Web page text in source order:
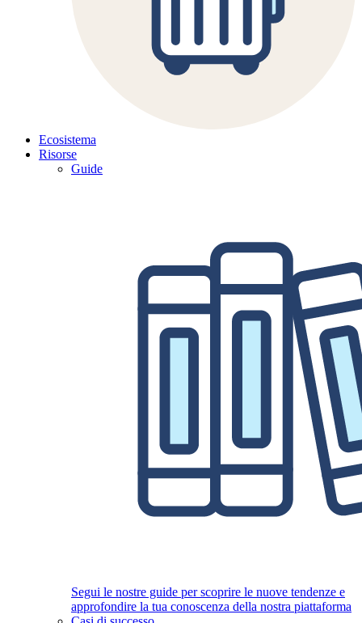
Ecosistema
Risorse
Guide
Segui le nostre guide per scoprire le nuove tendenze e
approfondire la tua conoscenza della nostra piattaforma